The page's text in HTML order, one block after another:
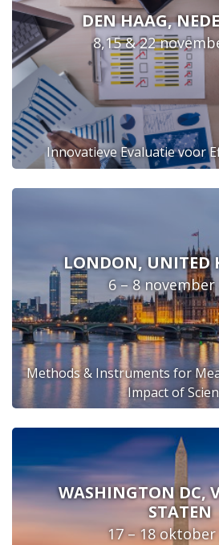
DEN HAAG,
8,15 & 22
Innovatieve Evaluatie voor
LONDON, UNITED
6 – 8 november
Methods & Instruments for
Impact of
WASHINGTON DC,
STATEN
17 – 18 oktober